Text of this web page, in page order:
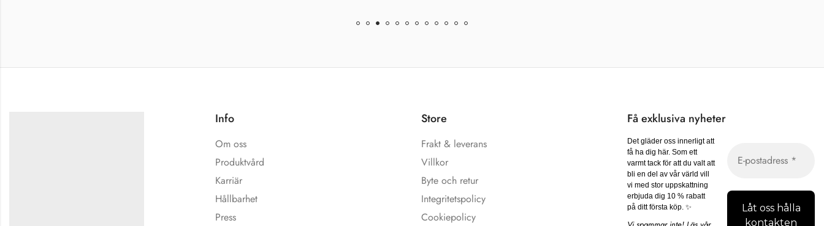
Info
Om oss
Produktvård
Karriär
Hållbarhet
Press
Store
Frakt & leverans
Villkor
Byte och retur
Integritetspolicy
Cookiepolicy
Få exklusiva nyheter
Det gläder oss innerligt att
få ha dig här. Som ett
varmt tack för att du valt att
bli en del av vår värld vill
vi med stor uppskattning
erbjuda dig 10 % rabatt
på ditt första köp. ✨